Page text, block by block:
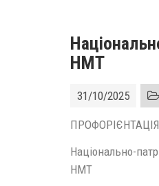
НМТ
31/10/2025
ПРОФОРІЄНТАЦІЯ
Національно-
НМТ